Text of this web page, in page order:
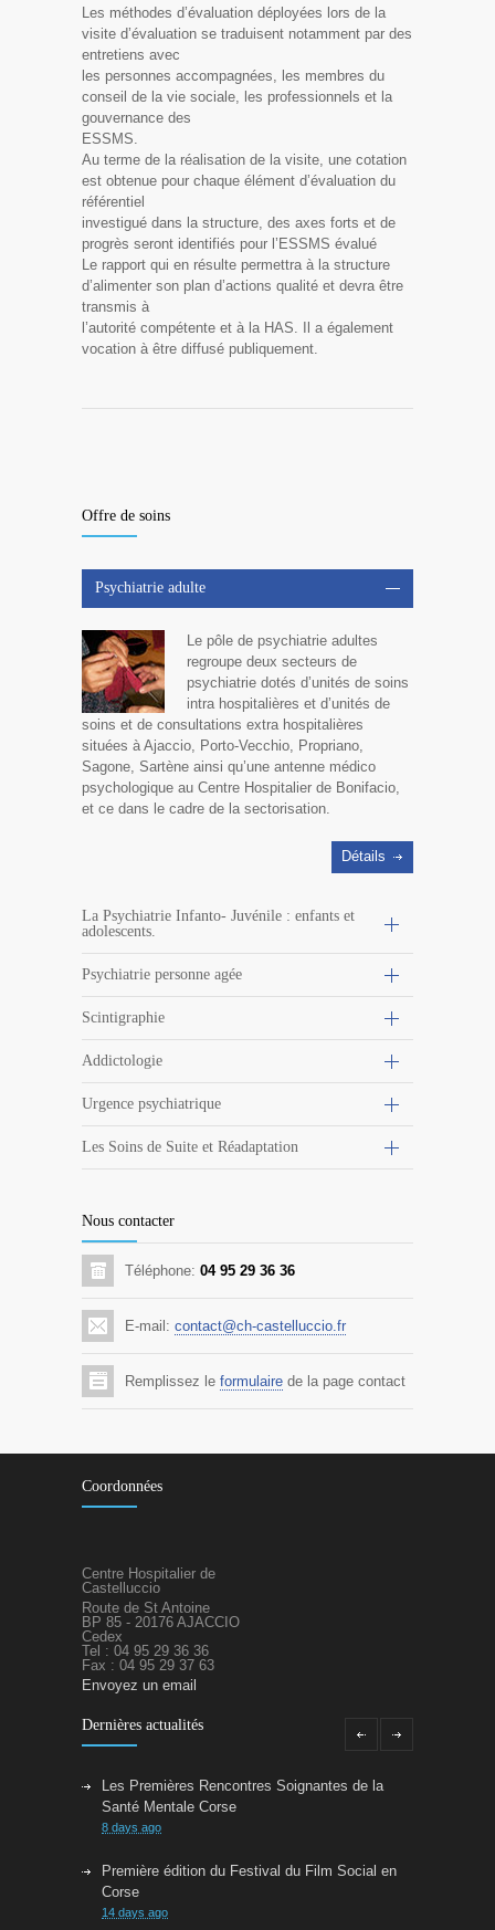
Les méthodes d’évaluation déployées lors de la
visite d’évaluation se traduisent notamment par des
entretiens avec
les personnes accompagnées, les membres du
conseil de la vie sociale, les professionnels et la
gouvernance des
ESSMS.
Au terme de la réalisation de la visite, une cotation
est obtenue pour chaque élément d’évaluation du
référentiel
investigué dans la structure, des axes forts et de
progrès seront identifiés pour l’ESSMS évalué
Le rapport qui en résulte permettra à la structure
d’alimenter son plan d’actions qualité et devra être
transmis à
l’autorité compétente et à la HAS. Il a également
vocation à être diffusé publiquement.
Offre de soins
Psychiatrie adulte
Le pôle de psychiatrie adultes
regroupe deux secteurs de
psychiatrie dotés d’unités de soins
intra hospitalières et d’unités de
soins et de consultations extra hospitalières
situées à Ajaccio, Porto-Vecchio, Propriano,
Sagone, Sartène ainsi qu’une antenne médico
psychologique au Centre Hospitalier de Bonifacio,
et ce dans le cadre de la sectorisation.
Détails
La Psychiatrie Infanto- Juvénile : enfants et
adolescents.
Psychiatrie personne agée
Scintigraphie
Addictologie
Urgence psychiatrique
Les Soins de Suite et Réadaptation
Nous contacter
Téléphone: 04 95 29 36 36
E-mail: contact@ch-castelluccio.fr
Remplissez le formulaire de la page contact
Coordonnées
Centre Hospitalier de
Castelluccio
Route de St Antoine
BP 85 - 20176 AJACCIO
Cedex
Tel : 04 95 29 36 36
Fax : 04 95 29 37 63
Envoyez un email
Dernières actualités
Les Premières Rencontres Soignantes de la
Santé Mentale Corse
8 days ago
Première édition du Festival du Film Social en
Corse
14 days ago